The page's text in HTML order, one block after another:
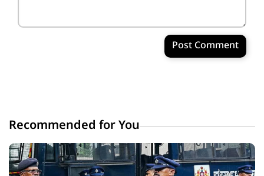
Post Comment
Recommended for You